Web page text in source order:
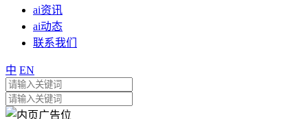
ai资讯
ai动态
联系我们
中 EN